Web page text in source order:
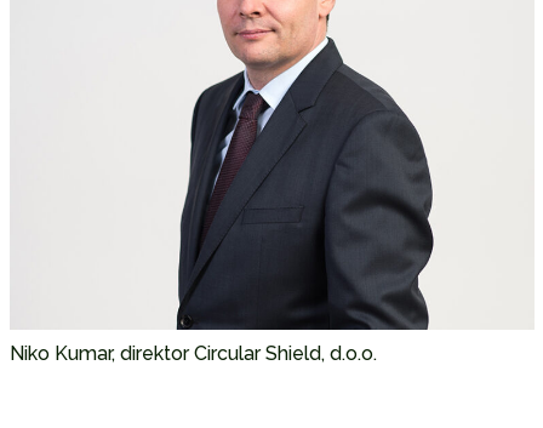
Niko Kumar, direktor Circular Shield, d.o.o.